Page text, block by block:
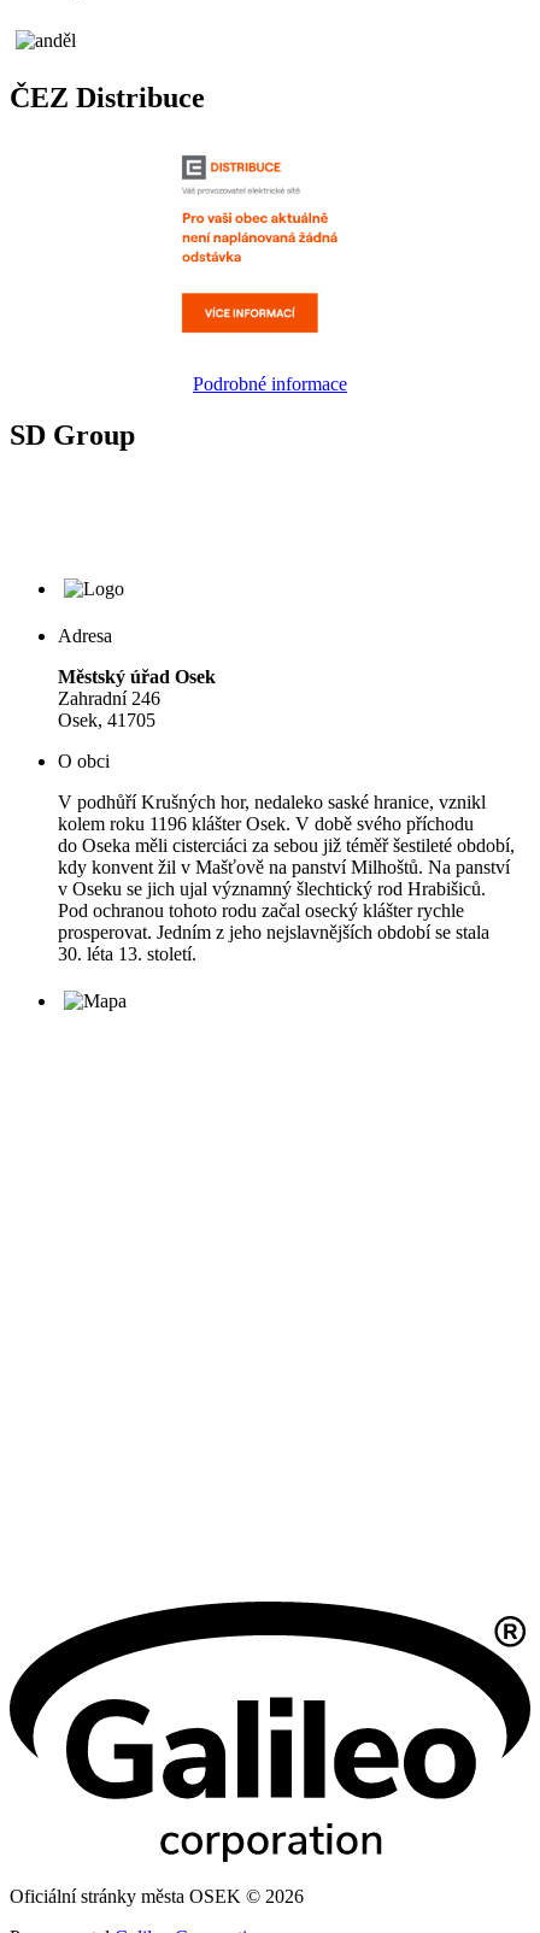
ČEZ Distribuce
Podrobné informace
SD Group
Adresa
Městský úřad Osek
Zahradní 246
Osek, 41705
O obci
V podhůří Krušných hor, nedaleko saské hranice, vznikl
kolem roku 1196 klášter Osek. V době svého příchodu
do Oseka měli cisterciáci za sebou již téměř šestileté období,
kdy konvent žil v Mašťově na panství Milhoštů. Na panství
v Oseku se jich ujal významný šlechtický rod Hrabišiců.
Pod ochranou tohoto rodu začal osecký klášter rychle
prosperovat. Jedním z jeho nejslavnějších období se stala
30. léta 13. století.
Oficiální stránky města OSEK © 2026